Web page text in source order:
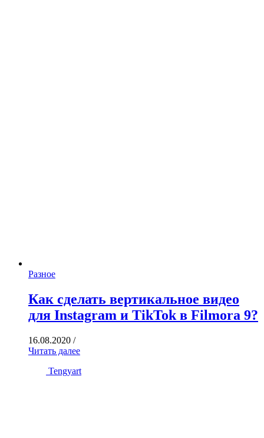
Разное
Как сделать вертикальное видео
для Instagram и TikTok в Filmora 9?
16.08.2020 /
Читать далее
Tengyart